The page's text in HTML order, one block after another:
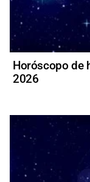
Horóscopo de
2026